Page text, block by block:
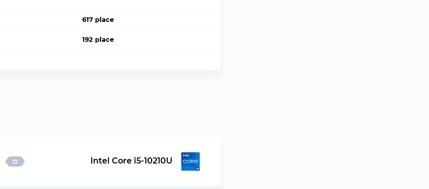
617 place
192 place
Intel Core i5-10210U